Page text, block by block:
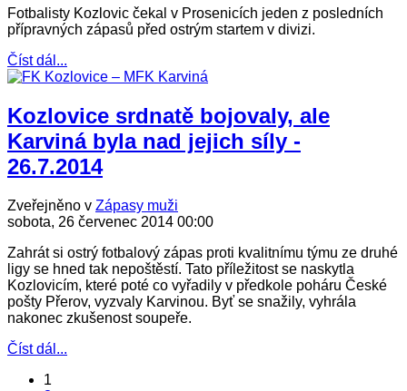
Fotbalisty Kozlovic čekal v Prosenicích jeden z posledních
přípravných zápasů před ostrým startem v divizi.
Číst dál...
Kozlovice srdnatě bojovaly, ale
Karviná byla nad jejich síly -
26.7.2014
Zveřejněno v Zápasy muži
sobota, 26 červenec 2014 00:00
Zahrát si ostrý fotbalový zápas proti kvalitnímu týmu ze druhé
ligy se hned tak nepoštěstí. Tato příležitost se naskytla
Kozlovicím, které poté co vyřadily v předkole poháru České
pošty Přerov, vyzvaly Karvinou. Byť se snažily, vyhrála
nakonec zkušenost soupeře.
Číst dál...
1